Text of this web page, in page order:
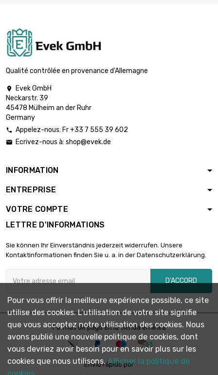
Qualité contrôlée en provenance d'Allemagne

Evek GmbH
Neckarstr. 39
45478 Mülheim an der Ruhr
Germany
 Appelez-nous: Fr +33 7 555 39 602
 Ecrivez-nous à: shop@evek.de
INFORMATION
ENTREPRISE
VOTRE COMPTE
LETTRE D'INFORMATIONS
Sie können Ihr Einverständnis jederzeit widerrufen. Unsere
Kontaktinformationen finden Sie u. a. in der Datenschutzerklärung.
D'ACCORD
Formas de pago en la tienda en línea
Envío rápido por
Pour vous offrir la meilleure expérience possible, ce site
utilise des cookies. L’utilisation de votre site signifie
que vous acceptez notre utilisation des cookies. Nous
avons publié une nouvelle politique de cookies, dont
vous devriez avoir besoin pour en savoir plus sur les
cookies que nous utilisons.Afficher la politique de